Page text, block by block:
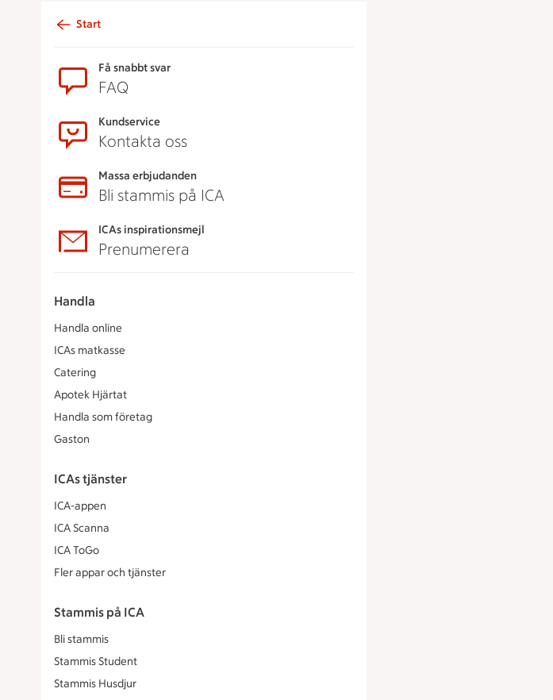
Start
Få snabbt svar
FAQ
Kundservice
Kontakta oss
Massa erbjudanden
Bli stammis på ICA
ICAs inspirationsmejl
Prenumerera
Handla
Handla online
ICAs matkasse
Catering
Apotek Hjärtat
Handla som företag
Gaston
ICAs tjänster
ICA-appen
ICA Scanna
ICA ToGo
Fler appar och tjänster
Stammis på ICA
Bli stammis
Stammis Student
Stammis Husdjur